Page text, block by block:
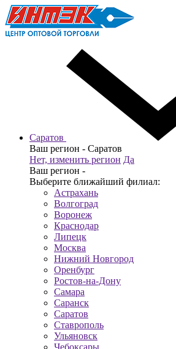
Саратов
Ваш регион - Саратов
Нет, изменить регион Да
Ваш регион -
Выберите ближайший филиал:
Астрахань
Волгоград
Воронеж
Краснодар
Липецк
Москва
Нижний Новгород
Оренбург
Ростов-на-Дону
Самара
Саранск
Саратов
Ставрополь
Ульяновск
Чебоксары